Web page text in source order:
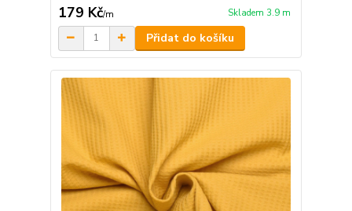
179 Kč/m Skladem 3.9 m
Přidat do košíku